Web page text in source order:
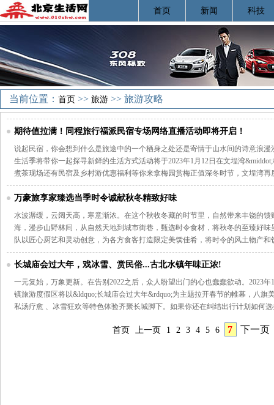
首页 新闻 科技
当前位置： 首页 >> 旅游 >> 旅游攻略
期待值拉满！同程旅行福派民宿专场网络直播活动即将开启！
说起民宿，你会想到什么是旅途中的一个栖身之处还是寄情于山水间的诗意浪
生活季将带你一起探寻新鲜的生活方式活动将于2023年1月12日在文埕湾
煮茶现场还有民宿及乡村游优惠福利等你来拿梅园赏梅正值深冬时节，文埕湾再
万豪旅享家臻选当季时令诚献秋冬精致好味
水波潺缓，云阔天高，寒意渐浓。在这个秋收冬藏的时节里，自然带来丰饶的
海，漫步山野林间，从自然天地到城市街巷，甄选时令食材，将秋冬的至臻好
队以匠心厨艺和灵动创意，为各方食客打造限定美馔佳肴，将时令的风土物产和
长城庙会过大年，戏冰雪、赏民俗...古北水镇年味正浓!
一元复始，万象更新。在告别2022之后，众人盼望出门的心也蠢蠢欲动。2023
镇旅游度假区将以&ldquo;长城庙会过大年&rdquo;为主题拉开春节的帷幕，八旗
私汤疗愈 、冰雪狂欢等特色体验齐聚长城脚下。如果你还在纠结出行计划如何
首页 上一页 1 2 3 4 5 6 7 下一页